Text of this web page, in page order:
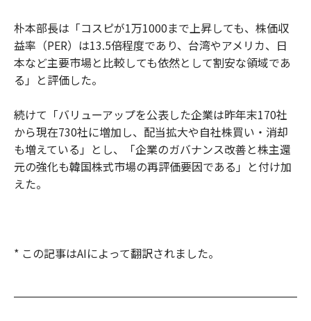
朴本部長は「コスピが1万1000まで上昇しても、株価収
益率（PER）は13.5倍程度であり、台湾やアメリカ、日
本など主要市場と比較しても依然として割安な領域であ
る」と評価した。
続けて「バリューアップを公表した企業は昨年末170社
から現在730社に増加し、配当拡大や自社株買い・消却
も増えている」とし、「企業のガバナンス改善と株主還
元の強化も韓国株式市場の再評価要因である」と付け加
えた。
* この記事はAIによって翻訳されました。